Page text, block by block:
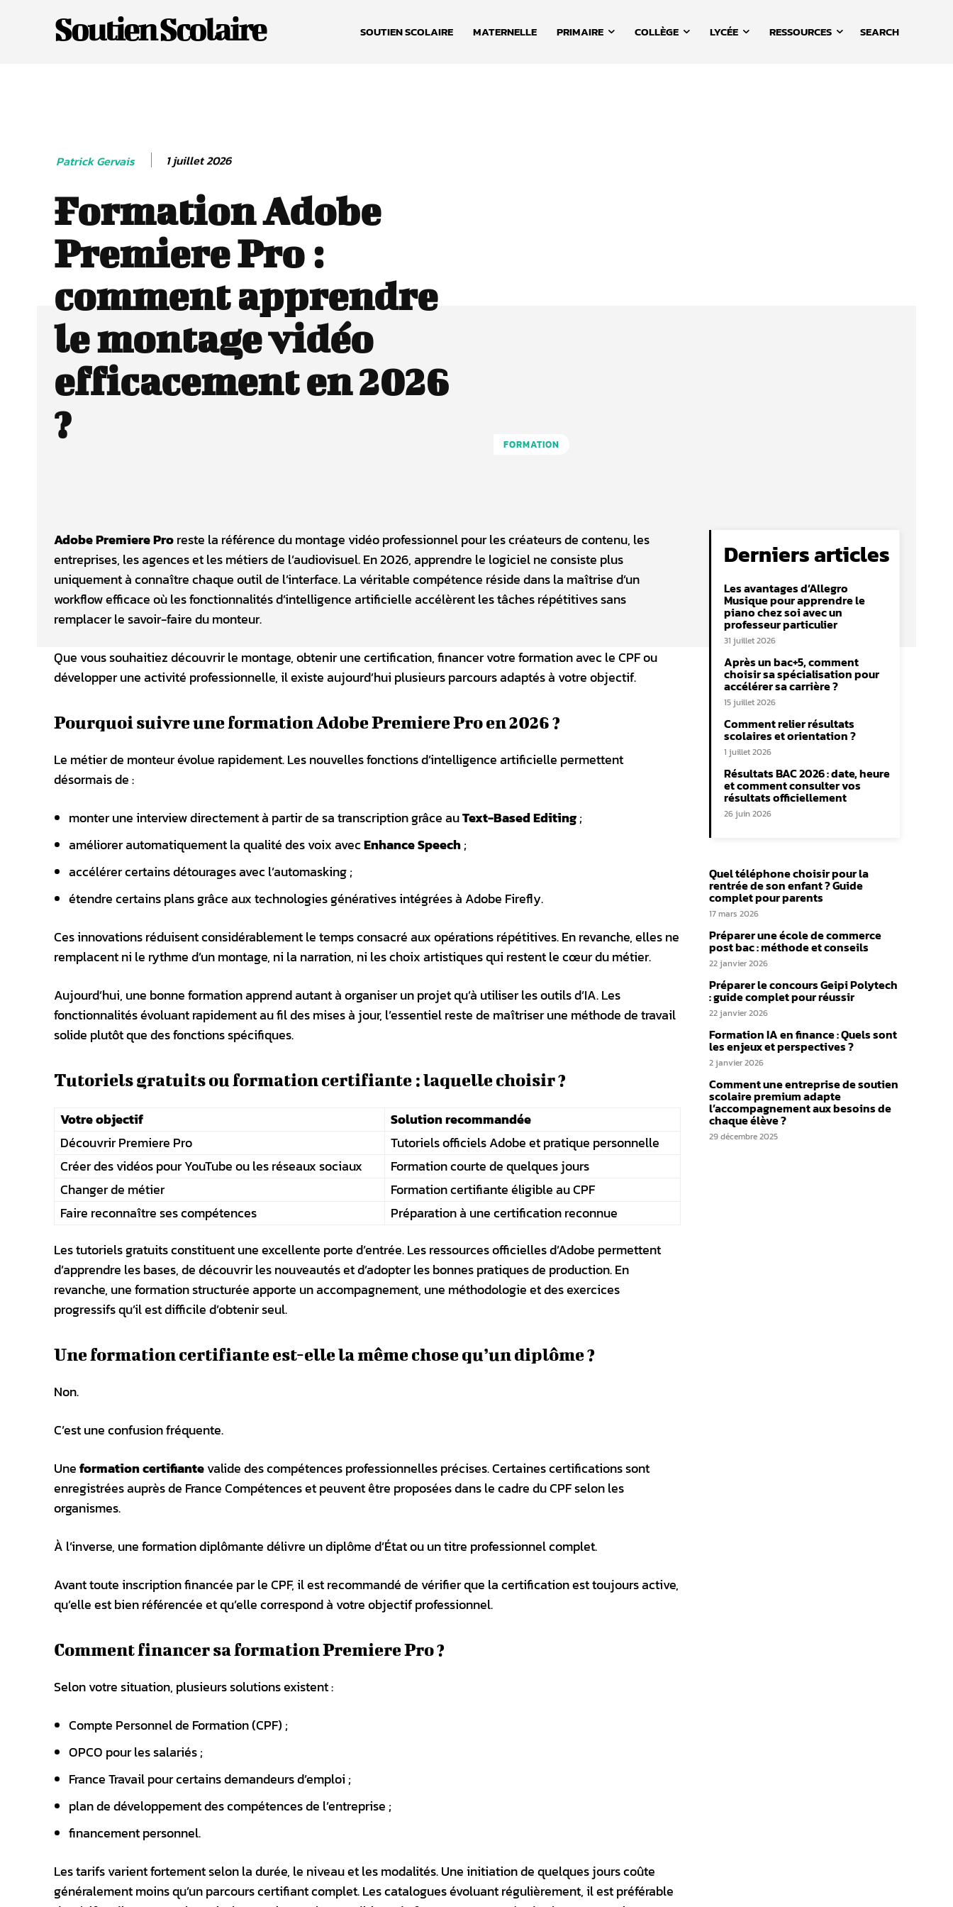
Soutien Scolaire SEARCH
SOUTIEN SCOLAIRE MATERNELLE PRIMAIRE COLLÈGE LYCÉE RESSOURCES
Patrick Gervais 1 juillet 2026
Formation Adobe
Premiere Pro :
comment apprendre
le montage vidéo
efficacement en 2026
?
FORMATION
Adobe Premiere Proreste la référence du montage vidéo professionnel pour les créateurs de contenu, les
entreprises, les agences et les métiers de l’audiovisuel. En 2026, apprendre le logiciel ne consiste plus
uniquement à connaître chaque outil de l’interface. La véritable compétence réside dans la maîtrise d’un
workflow efficace où les fonctionnalités d’intelligence artificielle accélèrent les tâches répétitives sans
remplacer le savoir-faire du monteur.
Que vous souhaitiez découvrir le montage, obtenir une certification, financer votre formation avec le CPF ou
développer une activité professionnelle, il existe aujourd’hui plusieurs parcours adaptés à votre objectif.
Pourquoi suivre une formation Adobe Premiere Pro en 2026 ?
Le métier de monteur évolue rapidement. Les nouvelles fonctions d’intelligence artificielle permettent
désormais de :
monter une interview directement à partir de sa transcription grâce auText-Based Editing;
améliorer automatiquement la qualité des voix avecEnhance Speech;
accélérer certains détourages avec l’automasking ;
étendre certains plans grâce aux technologies génératives intégrées à Adobe Firefly.
Ces innovations réduisent considérablement le temps consacré aux opérations répétitives. En revanche, elles ne
remplacent ni le rythme d’un montage, ni la narration, ni les choix artistiques qui restent le cœur du métier.
Aujourd’hui, une bonne formation apprend autant à organiser un projet qu’à utiliser les outils d’IA. Les
fonctionnalités évoluant rapidement au fil des mises à jour, l’essentiel reste de maîtriser une méthode de travail
solide plutôt que des fonctions spécifiques.
Tutoriels gratuits ou formation certifiante : laquelle choisir ?
Votre objectif
Solution recommandée
Découvrir Premiere Pro
Tutoriels officiels Adobe et pratique personnelle
Créer des vidéos pour YouTube ou les réseaux sociaux
Formation courte de quelques jours
Changer de métier
Formation certifiante éligible au CPF
Faire reconnaître ses compétences
Préparation à une certification reconnue
Les tutoriels gratuits constituent une excellente porte d’entrée. Les ressources officielles d’Adobe permettent
d’apprendre les bases, de découvrir les nouveautés et d’adopter les bonnes pratiques de production. En
revanche, une formation structurée apporte un accompagnement, une méthodologie et des exercices
progressifs qu’il est difficile d’obtenir seul.
Une formation certifiante est-elle la même chose qu’un diplôme ?
Non.
C’est une confusion fréquente.
Uneformation certifiantevalide des compétences professionnelles précises. Certaines certifications sont
enregistrées auprès de France Compétences et peuvent être proposées dans le cadre du CPF selon les
organismes.
À l’inverse, une formation diplômante délivre un diplôme d’État ou un titre professionnel complet.
Avant toute inscription financée par le CPF, il est recommandé de vérifier que la certification est toujours active,
qu’elle est bien référencée et qu’elle correspond à votre objectif professionnel.
Comment financer sa formation Premiere Pro ?
Selon votre situation, plusieurs solutions existent :
Compte Personnel de Formation (CPF) ;
OPCO pour les salariés ;
France Travail pour certains demandeurs d’emploi ;
plan de développement des compétences de l’entreprise ;
financement personnel.
Les tarifs varient fortement selon la durée, le niveau et les modalités. Une initiation de quelques jours coûte
généralement moins qu’un parcours certifiant complet. Les catalogues évoluant régulièrement, il est préférable
Derniers articles
Les avantages d’Allegro
Musique pour apprendre le
piano chez soi avec un
professeur particulier
31 juillet 2026
Après un bac+5, comment
choisir sa spécialisation pour
accélérer sa carrière ?
15 juillet 2026
Comment relier résultats
scolaires et orientation ?
1 juillet 2026
Résultats BAC 2026 : date, heure
et comment consulter vos
résultats officiellement
26 juin 2026
Quel téléphone choisir pour la
rentrée de son enfant ? Guide
complet pour parents
17 mars 2026
Préparer une école de commerce
post bac : méthode et conseils
22 janvier 2026
Préparer le concours Geipi Polytech
: guide complet pour réussir
22 janvier 2026
Formation IA en finance : Quels sont
les enjeux et perspectives ?
2 janvier 2026
Comment une entreprise de soutien
scolaire premium adapte
l’accompagnement aux besoins de
chaque élève ?
29 décembre 2025